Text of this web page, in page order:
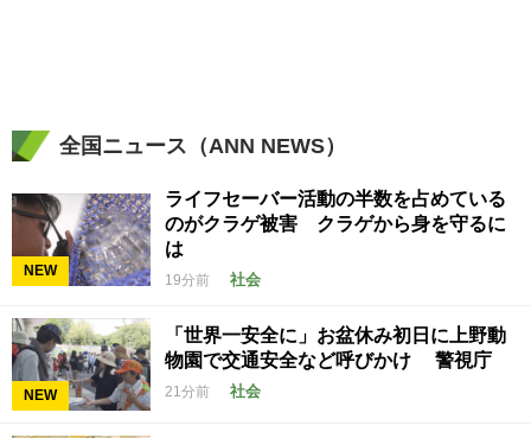
全国ニュース（ANN NEWS）
NEW
ライフセーバー活動の半数を占めている
のがクラゲ被害 クラゲから身を守るに
は
19分前 社会
NEW
「世界一安全に」お盆休み初日に上野動
物園で交通安全など呼びかけ 警視庁
21分前 社会